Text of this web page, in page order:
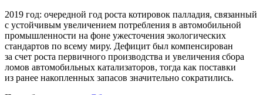
2019 год: очередной год роста котировок палладия, связанный
с устойчивым увеличением потребления в автомобильной
промышленности на фоне ужесточения экологических
стандартов по всему миру. Дефицит был компенсирован
за счет роста первичного производства и увеличения сбора
ломов автомобильных катализаторов, тогда как поставки
из ранее накопленных запасов значительно сократились.